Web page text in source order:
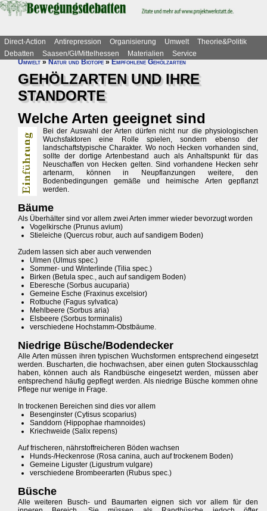
Direct-Action Antirepression Organisierung Umwelt
Theorie&Politik
Debatten
Saasen/GI/Mittelhessen Materialien
Service
Umwelt»Natur und Biotope»Empfohlene Gehölzarten
GEHÖLZARTEN UND IHRE
STANDORTE
Welche Arten geeignet sind
Bei der Auswahl der Arten dürfen nicht nur die physiologischen
Wuchsfaktoren eine Rolle spielen, sondern ebenso der
landschaftstypische Charakter. Wo noch Hecken vorhanden sind,
sollte der dortige Artenbestand auch als Anhaltspunkt für das
Neuschaffen von Hecken gelten. Sind vorhandene Hecken sehr
artenarm, können in Neupflanzungen weitere, den
Bodenbedingungen gemäße und heimische Arten gepflanzt
werden.
Bäume
Als Überhälter sind vor allem zwei Arten immer wieder bevorzugt worden
Vogelkirsche (Prunus avium)
Stieleiche (Quercus robur, auch auf sandigem Boden)
Zudem lassen sich aber auch verwenden
Ulmen (Ulmus spec.)
Sommer- und Winterlinde (Tilia spec.)
Birken (Betula spec., auch auf sandigem Boden)
Eberesche (Sorbus aucuparia)
Gemeine Esche (Fraxinus excelsior)
Rotbuche (Fagus sylvatica)
Mehlbeere (Sorbus aria)
Elsbeere (Sorbus torminalis)
verschiedene Hochstamm-Obstbäume.
Niedrige Büsche/Bodendecker
Alle Arten müssen ihren typischen Wuchsformen entsprechend eingesetzt
werden. Buscharten, die hochwachsen, aber einen guten Stockausschlag
haben, können auch als Randbüsche eingesetzt werden, müssen aber
entsprechend häufig gepflegt werden. Als niedrige Büsche kommen ohne
Pflege nur wenige in Frage.
In trockenen Bereichen sind dies vor allem
Besenginster (Cytisus scoparius)
Sanddorn (Hippophae rhamnoides)
Kriechweide (Salix repens)
Auf frischeren, nährstoffreicheren Böden wachsen
Hunds-/Heckenrose (Rosa canina, auch auf trockenem Boden)
Gemeine Liguster (Ligustrum vulgare)
verschiedene Brombeerarten (Rubus spec.)
Büsche
Alle weiteren Busch- und Baumarten eignen sich vor allem für den